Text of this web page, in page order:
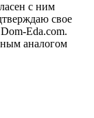
с ним
свое
Eda.com.
аналогом